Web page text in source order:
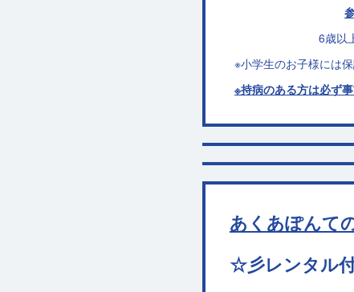
6歳以
※小学生のお子様には
※持病のある方は必ず
あくあぽんて
☆彡レンタル